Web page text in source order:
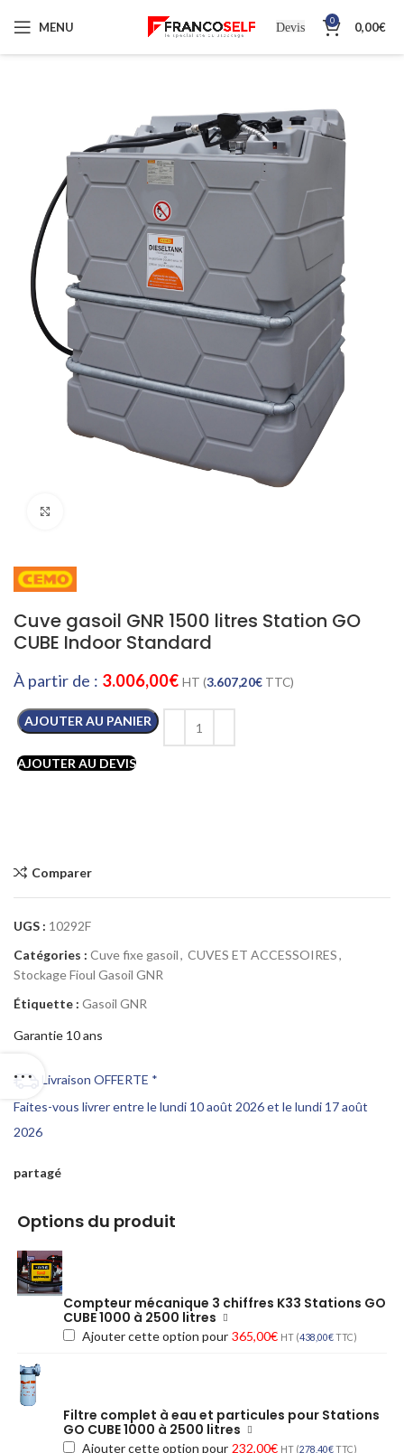
MENU Devis 0 0,00€
Cuve gasoil GNR 1500 litres Station GO
CUBE Indoor Standard
À partir de : 3.006,00€ HT (3.607,20€ TTC)
AJOUTER AU PANIER
AJOUTER AU DEVIS
Comparer
UGS : 10292F
Catégories : Cuve fixe gasoil, CUVES ET ACCESSOIRES,
Stockage Fioul Gasoil GNR
Étiquette : Gasoil GNR
Garantie 10 ans
Livraison OFFERTE *
Faites-vous livrer entre le lundi 10 août 2026 et le lundi 17 août
2026
partagé
Options du produit
Compteur mécanique 3 chiffres K33 Stations GO
CUBE 1000 à 2500 litres
Ajouter cette option pour 365,00€ HT (438,00€TTC)
Filtre complet à eau et particules pour Stations
GO CUBE 1000 à 2500 litres
Ajouter cette option pour 232,00€ HT (278,40€TTC)